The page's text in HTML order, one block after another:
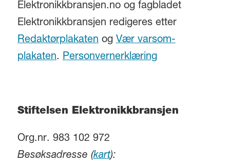
Elektronikkbransjen.no og fagbladet
Elektronikkbransjen redigeres etter
Redaktørplakaten og Vær varsom-
plakaten. Personvernerklæring
Stiftelsen Elektronikkbransjen
Org.nr. 983 102 972
Besøksadresse (kart):